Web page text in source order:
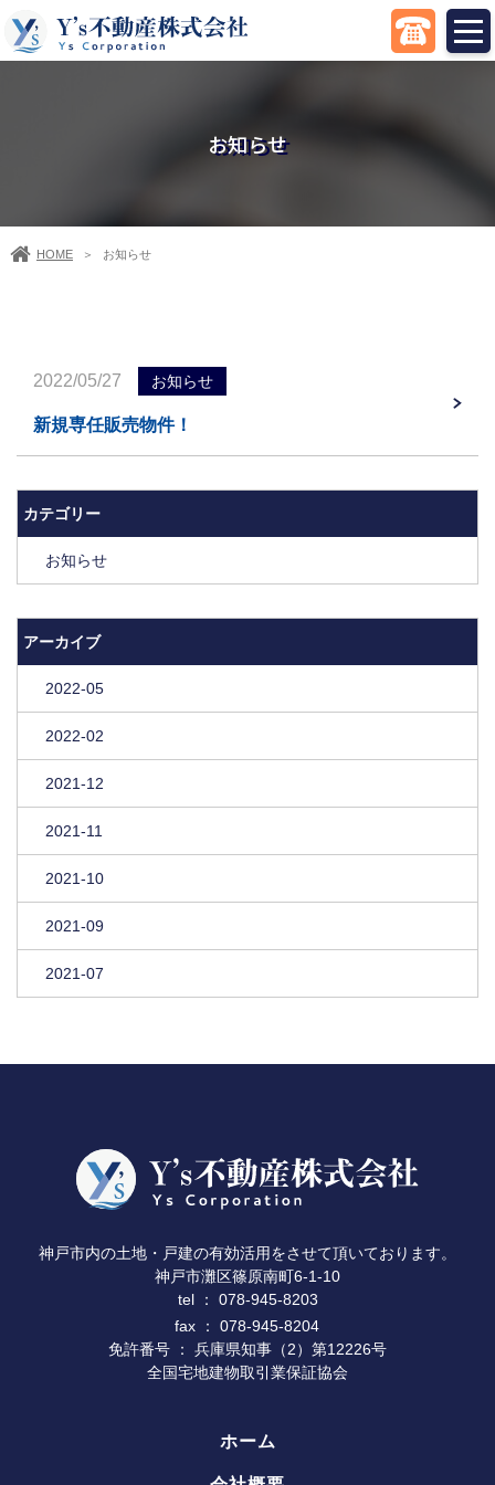
お知らせ
HOME ＞ お知らせ
カテゴリー
お知らせ
アーカイブ
2022-05
2022-02
2021-12
2021-11
2021-10
2021-09
2021-07
2022/05/27 お知らせ
新規専任販売物件！
神戸市内の土地・戸建の有効活用をさせて頂いております。
神戸市灘区篠原南町6-1-10
tel ： 078-945-8203
fax ： 078-945-8204
免許番号 ： 兵庫県知事（2）第12226号
全国宅地建物取引業保証協会
ホーム